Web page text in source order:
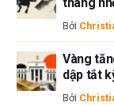
lỗi và thiếu sót.
Tác giả và FXStreet
Bởi
Vàng
dập tắt
Bởi